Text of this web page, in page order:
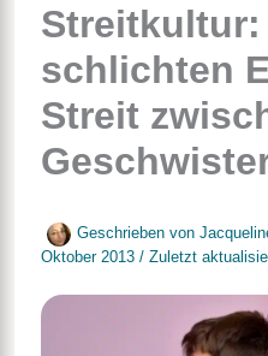
Streitkultur:
schlichten
Streit
Geschrieben von
Oktober 2013 / Zuletzt